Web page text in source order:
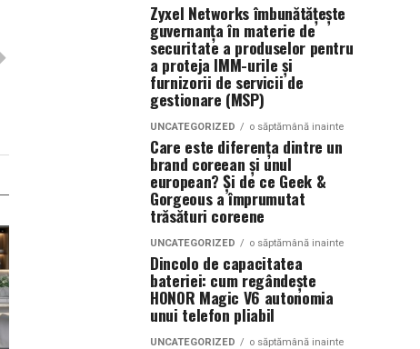
Zyxel Networks îmbunătățește
guvernanța în materie de
securitate a produselor pentru
a proteja IMM-urile și
furnizorii de servicii de
gestionare (MSP)
UNCATEGORIZED o săptămână inainte
Care este diferența dintre un
brand coreean și unul
european? Și de ce Geek &
Gorgeous a împrumutat
trăsături coreene
UNCATEGORIZED o săptămână inainte
Dincolo de capacitatea
bateriei: cum regândește
HONOR Magic V6 autonomia
unui telefon pliabil
UNCATEGORIZED o săptămână inainte